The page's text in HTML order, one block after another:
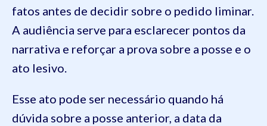
fatos antes de decidir sobre o pedido liminar.
A audiência serve para esclarecer pontos da
narrativa e reforçar a prova sobre a posse e o
ato lesivo.
Esse ato pode ser necessário quando há
dúvida sobre a posse anterior, a data da